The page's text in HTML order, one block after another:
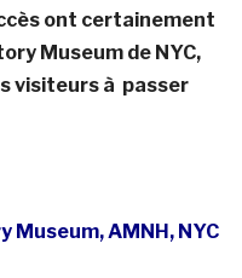
ont certainement
Museum de NYC,
visiteurs à passer
AMNH, NYC